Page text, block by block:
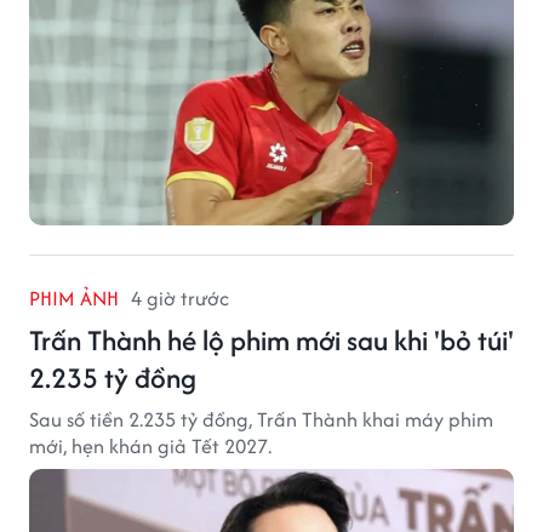
PHIM ẢNH 4 giờ trước
Trấn Thành hé lộ phim mới sau khi 'bỏ túi'
2.235 tỷ đồng
Sau số tiền 2.235 tỷ đồng, Trấn Thành khai máy phim
mới, hẹn khán giả Tết 2027.